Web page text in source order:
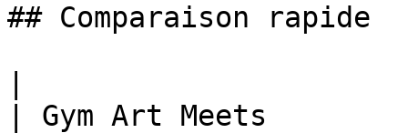
## Comparaison rapide
| Gym Art Meets